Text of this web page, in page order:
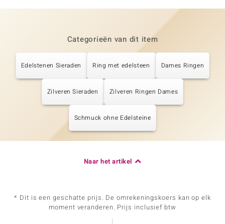
Categorieën van dit item
Edelstenen Sieraden Ring met edelsteen Dames Ringen
Zilveren Sieraden Zilveren Ringen Dames
Schmuck ohne Edelsteine
Naar het artikel
* Dit is een geschatte prijs. De omrekeningskoers kan op elk
moment veranderen. Prijs inclusief btw